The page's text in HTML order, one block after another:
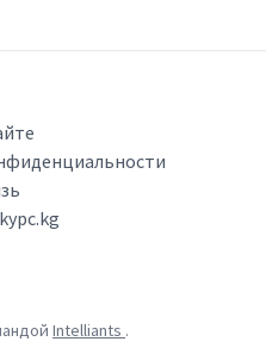
Intelliants .